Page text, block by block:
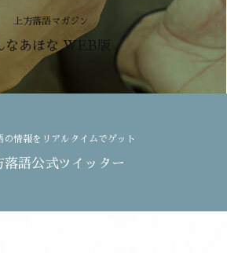
上方落語マガジン
なあほな WEB版
の情報をリアルタイムでゲット
落語公式ツイッター